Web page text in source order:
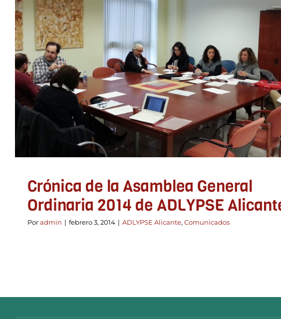
Crónica de la Asamblea General
Ordinaria 2014 de ADLYPSE Alicante
ADLYPSE Alicante Comunicados
Crónica de la Asamblea General
Ordinaria 2014 de ADLYPSE
Poradmin | febrero 3, 2014 | ADLYPSE Alicante, Comunicados